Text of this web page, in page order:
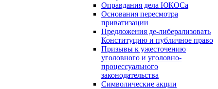
Оправдания дела ЮКОСа
Основания пересмотра
приватизации
Предложения де-либерализовать
Конституцию и публичное право
Призывы к ужесточению
уголовного и уголовно-
процессуального
законодательства
Символические акции